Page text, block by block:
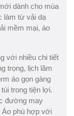
dành cho mùa
làm từ vải dạ
mềm mại, áo
với nhiều chi tiết
trọng, lịch lãm
áo gọn gàng
trong tiện lợi.
đường may
Áo phù hợp với